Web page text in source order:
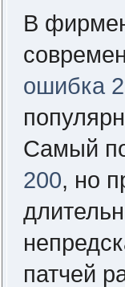
В
ошибка
Самый
200, но
патчей